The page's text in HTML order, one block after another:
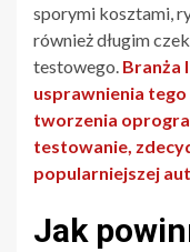
sporymi kosztami,
również długim
testowego. Branża
usprawnienia
tworzenia
testowanie,
popularniejszej
Jak